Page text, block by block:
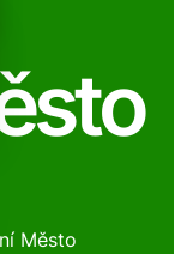
Město